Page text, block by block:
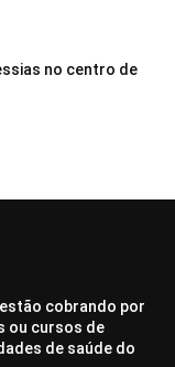
no centro de
cobrando por
ou cursos de
de saúde do